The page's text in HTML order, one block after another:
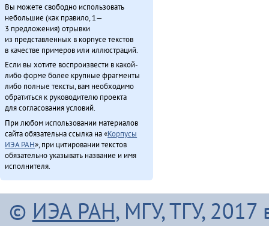
Вы можете свободно использовать
небольшие (как правило, 1—
3 предложения) отрывки
из представленных в корпусе текстов
в качестве примеров или иллюстраций.
Если вы хотите воспроизвести в какой-
либо форме более крупные фрагменты
либо полные тексты, вам необходимо
обратиться к руководителю проекта
для согласования условий.
При любом использовании материалов
сайта обязательна ссылка на «Корпусы
ИЭА РАН», при цитировании текстов
обязательно указывать название и имя
исполнителя.
© ИЭА РАН, МГУ, ТГУ, 2017